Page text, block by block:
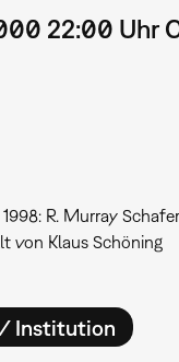
22:00 Uhr
1998: R. Murray
von Klaus Schöning
Institution